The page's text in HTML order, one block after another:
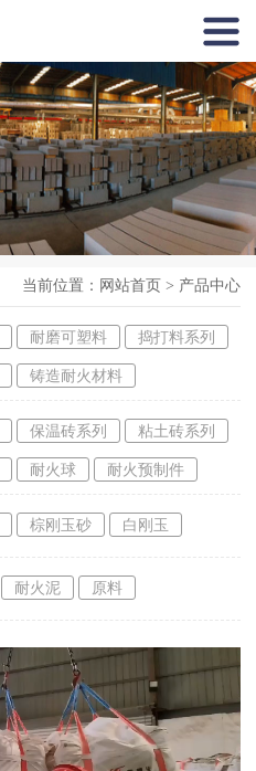
当前位置： 网站首页 > 产品中心
耐磨可塑料 捣打料系列
铸造耐火材料
保温砖系列 粘土砖系列
耐火球 耐火预制件
棕刚玉砂 白刚玉
耐火泥 原料